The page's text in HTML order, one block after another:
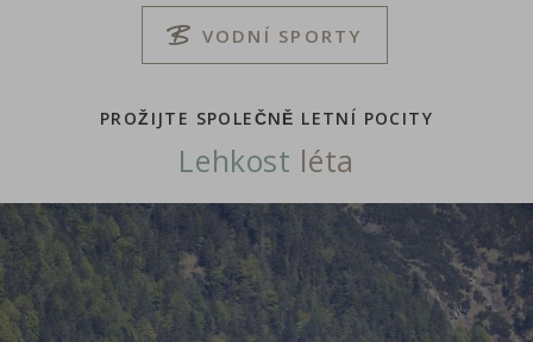
VODNÍ SPORTY
PROŽIJTE SPOLEČNĚ LETNÍ POCITY
Lehkost léta